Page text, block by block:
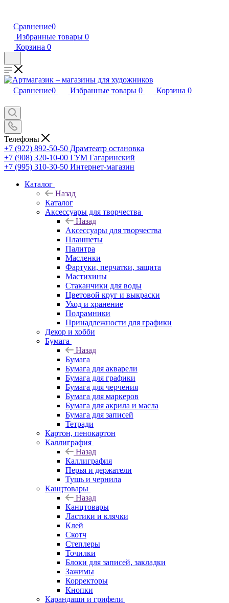
Сравнение0
Избранные товары 0
Корзина 0
Сравнение0 Избранные товары 0 Корзина 0
Телефоны
+7 (922) 892-50-50 Драмтеатр остановка
+7 (908) 320-10-00 ГУМ Гагаринский
+7 (995) 310-30-50 Интернет-магазин
Каталог
Назад
Каталог
Аксессуары для творчества
Назад
Аксессуары для творчества
Планшеты
Палитра
Масленки
Фартуки, перчатки, защита
Мастихины
Стаканчики для воды
Цветовой круг и выкраски
Уход и хранение
Подрамники
Принадлежности для графики
Декор и хобби
Бумага
Назад
Бумага
Бумага для акварели
Бумага для графики
Бумага для черчения
Бумага для маркеров
Бумага для акрила и масла
Бумага для записей
Тетради
Картон, пенокартон
Каллиграфия
Назад
Каллиграфия
Перья и держатели
Тушь и чернила
Канцтовары
Назад
Канцтовары
Ластики и клячки
Клей
Скотч
Степлеры
Точилки
Блоки для записей, закладки
Зажимы
Корректоры
Кнопки
Карандаши и грифели